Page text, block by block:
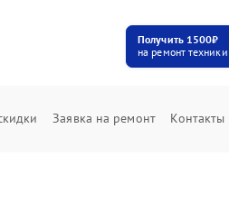
Получить 1500₽
на ремонт техники
Заявка на ремонт Контакты